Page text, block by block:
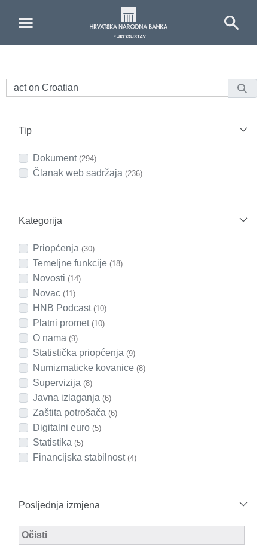
Tip
Dokument (294)
Članak web sadržaja (236)
Kategorija
Priopćenja (30)
Temeljne funkcije (18)
Novosti (14)
Novac (11)
HNB Podcast (10)
Platni promet (10)
O nama (9)
Statistička priopćenja (9)
Numizmaticke kovanice (8)
Supervizija (8)
Javna izlaganja (6)
Zaštita potrošača (6)
Digitalni euro (5)
Statistika (5)
Financijska stabilnost (4)
Posljednja izmjena
OčistiModified Facet Filter